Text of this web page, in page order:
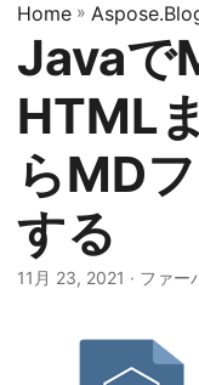
ョ
切
替
Home »
Javaで
HTML
らMD
する
11月 23, 2021 · ファー